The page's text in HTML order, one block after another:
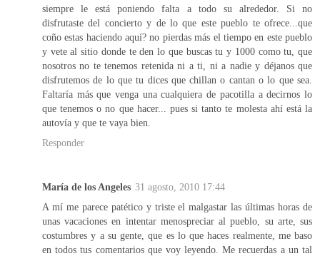
siempre le está poniendo falta a todo su alrededor. Si no
disfrutaste del concierto y de lo que este pueblo te ofrece...que
coño estas haciendo aquí? no pierdas más el tiempo en este pueblo
y vete al sitio donde te den lo que buscas tu y 1000 como tu, que
nosotros no te tenemos retenida ni a ti, ni a nadie y déjanos que
disfrutemos de lo que tu dices que chillan o cantan o lo que sea.
Faltaría más que venga una cualquiera de pacotilla a decirnos lo
que tenemos o no que hacer... pues si tanto te molesta ahí está la
autovía y que te vaya bien.
Responder
María de los Angeles 31 agosto, 2010 17:44
A mí me parece patético y triste el malgastar las últimas horas de
unas vacaciones en intentar menospreciar al pueblo, su arte, sus
costumbres y a su gente, que es lo que haces realmente, me baso
en todos tus comentarios que voy leyendo. Me recuerdas a un tal